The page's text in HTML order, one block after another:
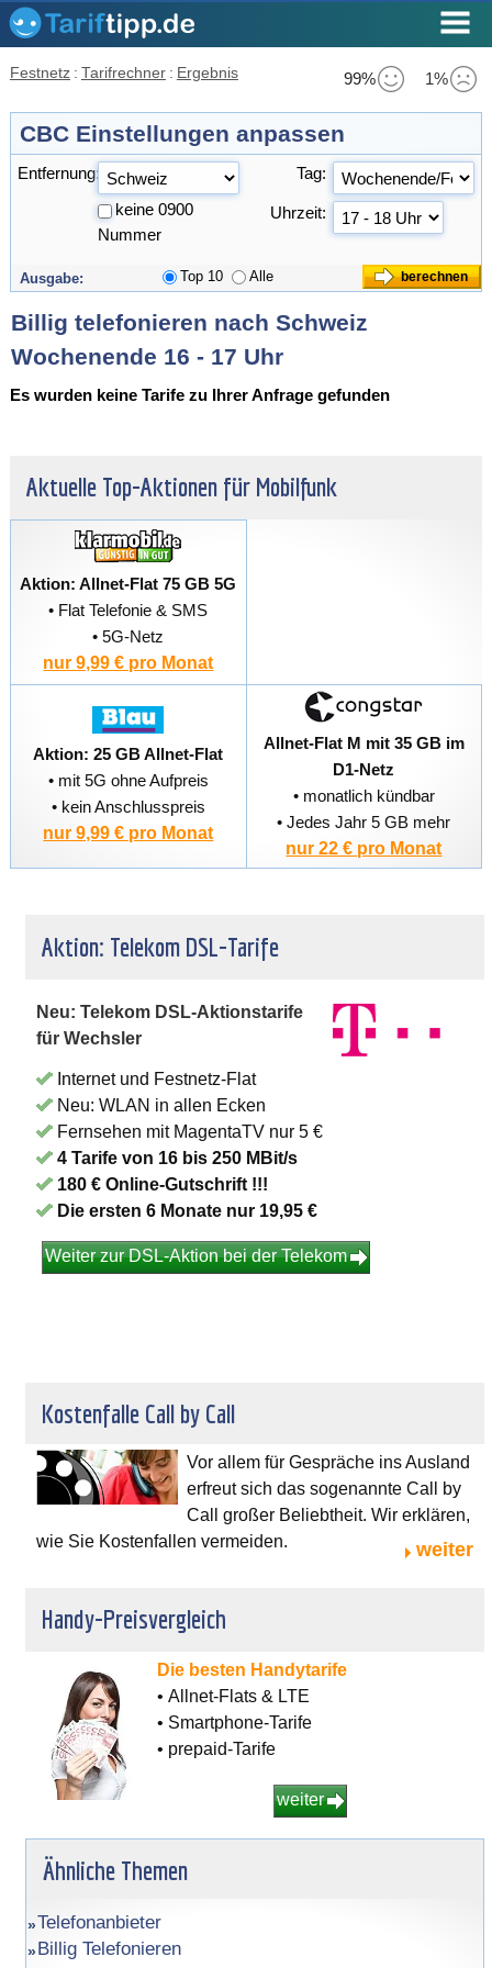
99% 1%
Festnetz : Tarifrechner : Ergebnis
CBC Einstellungen anpassen
Entfernung:
keine 0900
Nummer
Tag:
Uhrzeit:
Ausgabe: Top 10 Alle
Billig telefonieren nach Schweiz
Wochenende 16 - 17 Uhr
Es wurden keine Tarife zu Ihrer Anfrage gefunden
Aktuelle Top-Aktionen für Mobilfunk
Aktion: Allnet-Flat 75 GB 5G
• Flat Telefonie & SMS
• 5G-Netz
nur 9,99 € pro Monat
Aktion: 25 GB Allnet-Flat
• mit 5G ohne Aufpreis
• kein Anschlusspreis
nur 9,99 € pro Monat
Allnet-Flat M mit 35 GB im
D1-Netz
• monatlich kündbar
• Jedes Jahr 5 GB mehr
nur 22 € pro Monat
Aktion: Telekom DSL-Tarife
Neu: Telekom DSL-Aktionstarife
für Wechsler
Internet und Festnetz-Flat
Neu: WLAN in allen Ecken
Fernsehen mit MagentaTV nur 5 €
4 Tarife von 16 bis 250 MBit/s
180 € Online-Gutschrift !!!
Die ersten 6 Monate nur 19,95 €
Weiter zur DSL-Aktion bei der Telekom
Kostenfalle Call by Call
Vor allem für Gespräche ins Ausland
erfreut sich das sogenannte Call by
Call großer Beliebtheit. Wir erklären,
wie Sie Kostenfallen vermeiden.
weiter
Handy-Preisvergleich
Die besten Handytarife
• Allnet-Flats & LTE
• Smartphone-Tarife
• prepaid-Tarife
weiter
Ähnliche Themen
Telefonanbieter
Billig Telefonieren